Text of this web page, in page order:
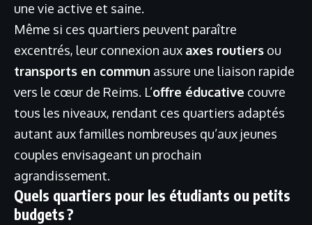
une vie active et saine.
Même si ces quartiers peuvent paraître
excentrés, leur connexion aux axes routiers ou
transports en commun assure une liaison rapide
vers le cœur de Reims. L’offre éducative couvre
tous les niveaux, rendant ces quartiers adaptés
autant aux familles nombreuses qu’aux jeunes
couples envisageant un prochain
agrandissement.
Quels quartiers pour les étudiants ou petits
budgets ?